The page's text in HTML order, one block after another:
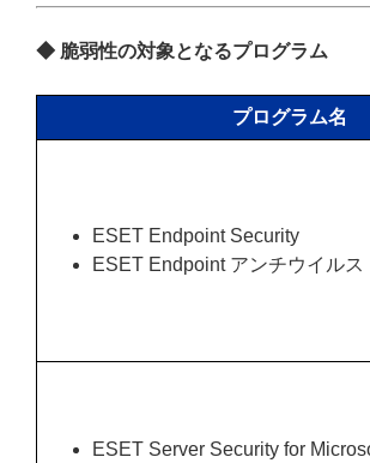
◆ 脆弱性の対象となるプログラム
プログラム名
ESET Endpoint Security
ESET Endpoint アンチウイルス
ESET Server Security for